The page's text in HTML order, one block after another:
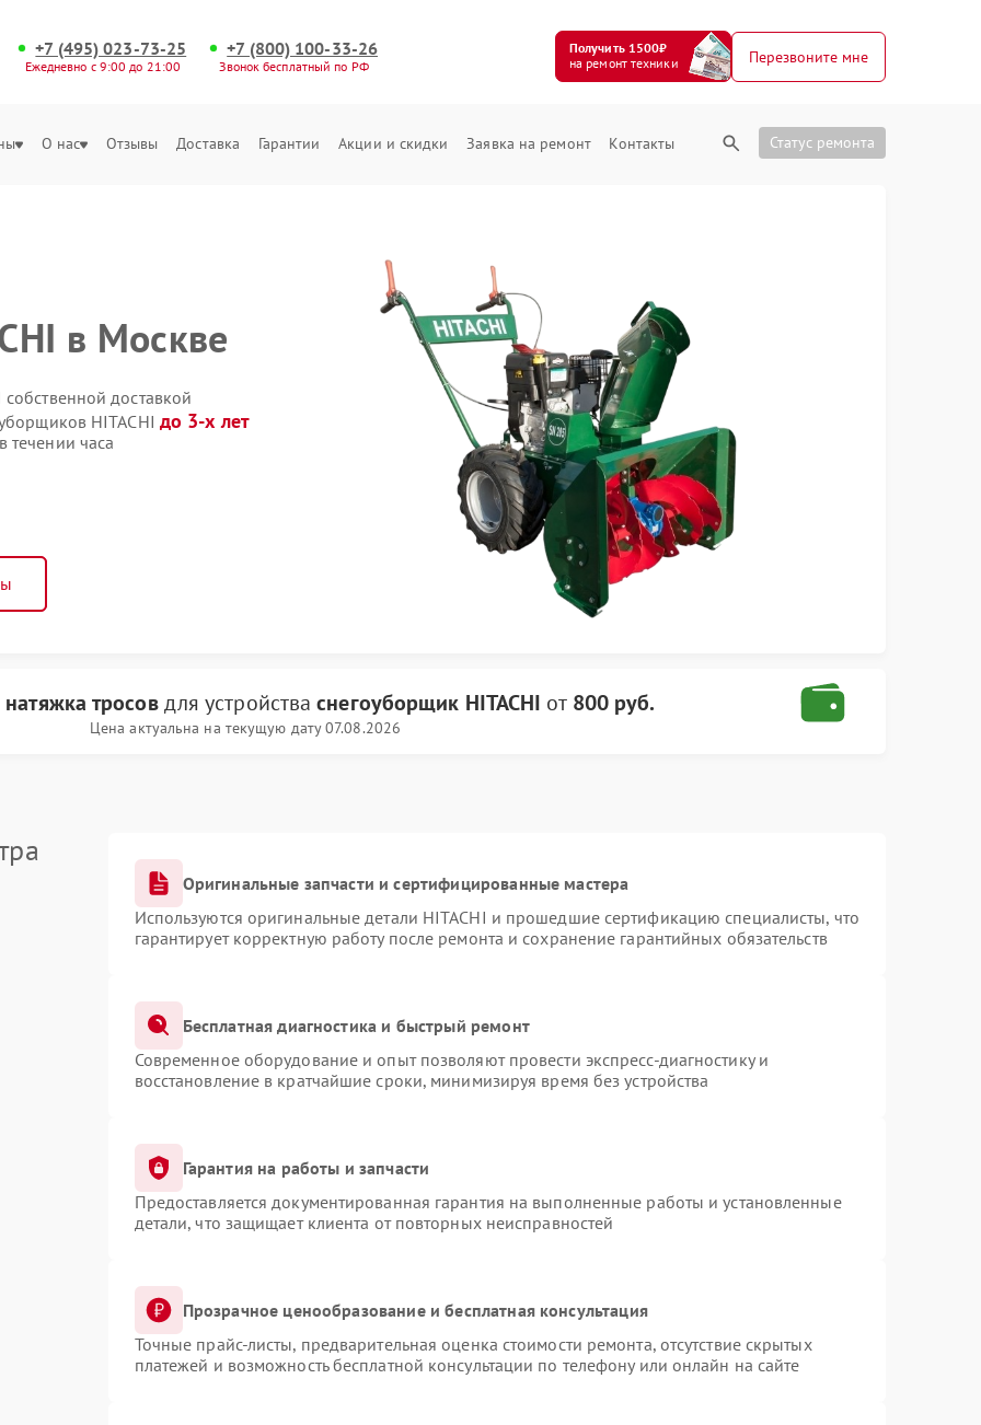
+7 (495) 023-73-25
Ежедневно с 9:00 до 21:00
+7 (800) 100-33-26
Звонок бесплатный по РФ
Получить 1500₽
на ремонт техники
Перезвоните мне
О нас Отзывы Доставка Гарантии Акции и скидки Заявка на ремонт Контакты Статус ремонта
в Москве
доставкой
HITACHI до 3-х лет
течении часа
натяжка тросовдля устройстваснегоуборщик HITACHI от 800 руб.
Цена актуальна на текущую дату 07.08.2026
Оригинальные запчасти и сертифицированные мастера
Используются оригинальные детали HITACHI и прошедшие сертификацию специалисты, что
гарантирует корректную работу после ремонта и сохранение гарантийных обязательств
Бесплатная диагностика и быстрый ремонт
Современное оборудование и опыт позволяют провести экспресс-диагностику и
восстановление в кратчайшие сроки, минимизируя время без устройства
Гарантия на работы и запчасти
Предоставляется документированная гарантия на выполненные работы и установленные
детали, что защищает клиента от повторных неисправностей
Прозрачное ценообразование и бесплатная консультация
Точные прайс-листы, предварительная оценка стоимости ремонта, отсутствие скрытых
платежей и возможность бесплатной консультации по телефону или онлайн на сайте